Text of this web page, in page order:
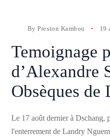
ByPreston Kambou 19
Temoignage
d’Alexandre
Obsèques
Le 17 août dernier à Dschang,
l'enterrement de Landry